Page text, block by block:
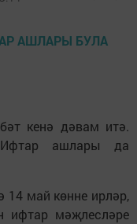
кенә дәвам итә.
ашлары да
14 май көнне ирләр,
ифтар мәҗлесләре